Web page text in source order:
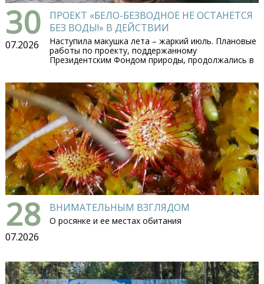
30
07.2026
ПРОЕКТ «БЕЛО-БЕЗВОДНОЕ НЕ ОСТАНЕТСЯ
БЕЗ ВОДЫ!» В ДЕЙСТВИИ
Наступила макушка лета – жаркий июль. Плановые
работы по проекту, поддержанному
Президентским Фондом природы, продолжались в
28
07.2026
ВНИМАТЕЛЬНЫМ ВЗГЛЯДОМ
О росянке и ее местах обитания